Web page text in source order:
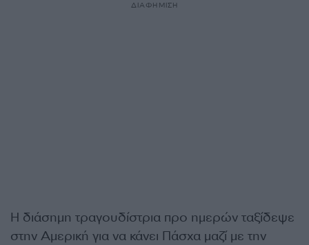
ΔΙΑΦΗΜΙΣΗ
Η διάσημη τραγουδίστρια προ ημερών ταξίδεψε
στην Αμερική για να κάνει Πάσχα μαζί με την